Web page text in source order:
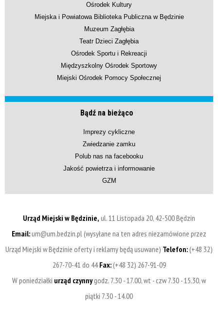
Ośrodek Kultury
Miejska i Powiatowa Biblioteka Publiczna w Będzinie
Muzeum Zagłębia
Teatr Dzieci Zagłębia
Ośrodek Sportu i Rekreacji
Międzyszkolny Ośrodek Sportowy
Miejski Ośrodek Pomocy Społecznej
Bądź na bieżąco
Imprezy cykliczne
Zwiedzanie zamku
Polub nas na facebooku
Jakość powietrza i informowanie
GZM
Urząd Miejski w Będzinie, ul. 11 Listopada 20, 42-500 Będzin
Email:um@um.bedzin.pl (wysyłane na ten adres niezamówione przez
Urząd Miejski w Będzinie oferty i reklamy będą usuwane) Telefon:(+48 32)
267-70-41 do 44Fax:(+48 32) 267-91-09
W poniedziałki urząd czynnygodz. 7.30 - 17.00, wt - czw 7.30 - 15.30, w
piątki 7.30 - 14.00